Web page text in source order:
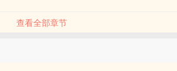
查看全部章节